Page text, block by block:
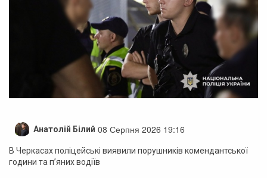
Анатолій Білий 08 Серпня 2026 19:16
В Черкасах поліцейські виявили порушників комендантської
години та п’яних водіїв